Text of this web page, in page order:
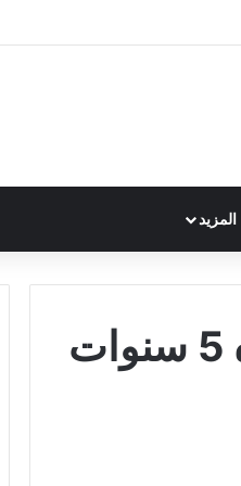
المزيد
كيف تفوق هاتف من سامسونج عمره 5 سنوات